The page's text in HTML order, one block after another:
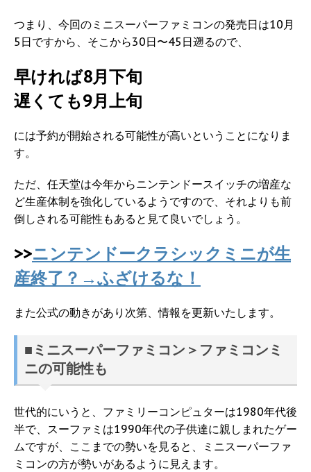
つまり、今回のミニスーパーファミコンの発売日は10月
5日ですから、そこから30日〜45日遡るので、
早ければ8月下旬
遅くても9月上旬
には予約が開始される可能性が高いということになりま
す。
ただ、任天堂は今年からニンテンドースイッチの増産な
ど生産体制を強化しているようですので、それよりも前
倒しされる可能性もあると見て良いでしょう。
>>ニンテンドークラシックミニが生
産終了？→ふざけるな！
また公式の動きがあり次第、情報を更新いたします。
■ミニスーパーファミコン＞ファミコンミ
ニの可能性も
世代的にいうと、ファミリーコンピュターは1980年代後
半で、スーファミは1990年代の子供達に親しまれたゲー
ムですが、ここまでの勢いを見ると、ミニスーパーファ
ミコンの方が勢いがあるように見えます。